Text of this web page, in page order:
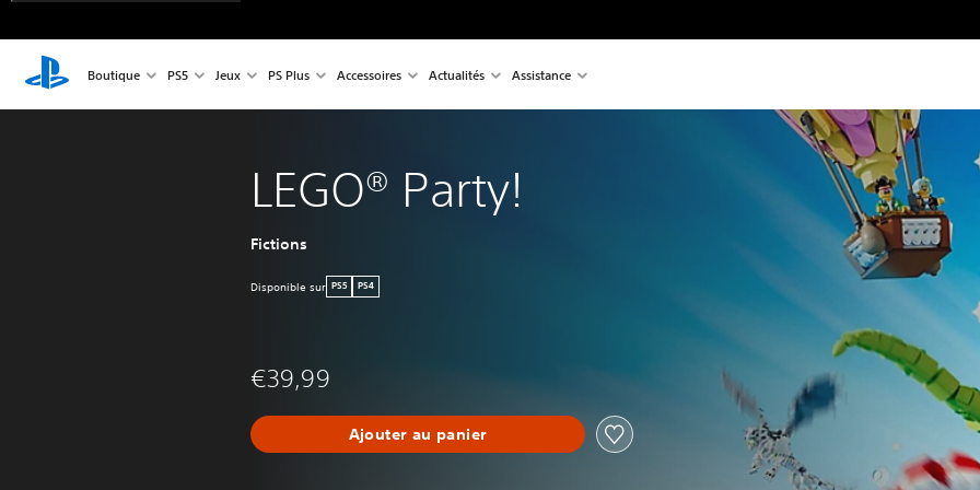
Boutique PS5 Jeux PS Plus Accessoires Actualités Assistance
LEGO® Party!
Fictions
Disponible sur PS5 PS4
€39,99
Ajouter au panier